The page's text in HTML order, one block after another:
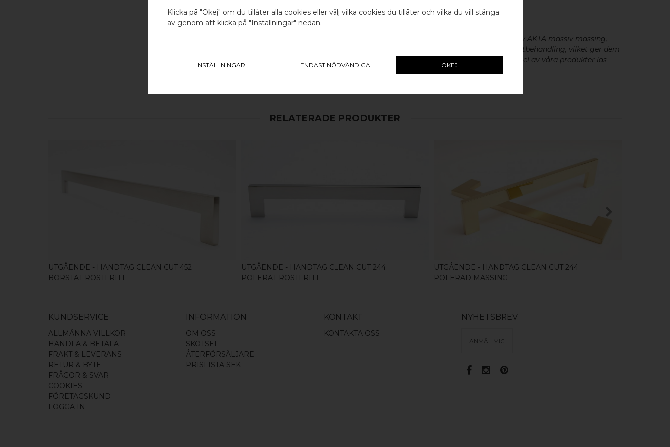
Välj land / Choose country
SKRUV FÖR LUCKA: M4 X 25MM - 2 ST
är tillverkade av ÄKTA massiv mässing,
koppar, rostfritt stål eller aluminium utan metallisk ytbehandling, vilket ger dem
en väldigt lång livslängd och vacker patina. För skötsel av våra produkter läs
mer här.
RELATERADE PRODUKTER
UTGÅENDE - HANDTAG CLEAN CUT 452
BORSTAT ROSTFRITT
UTGÅENDE - HANDTAG CLEAN CUT 244
POLERAT ROSTFRITT
UTGÅENDE - HANDTAG CLEAN CUT 244
POLERAD MÄSSING
KUNDSERVICE
ALLMÄNNA VILLKOR
HANDLA & BETALA
FRAKT & LEVERANS
RETUR & BYTE
FRÅGOR & SVAR
COOKIES
FÖRETAGSKUND
LOGGA IN
INFORMATION
OM OSS
SKÖTSEL
ÅTERFÖRSÄLJARE
PRISLISTA SEK
KONTAKT
KONTAKTA OSS
NYHETSBREV
ANMÄL MIG
Klicka på "Okej" om du tillåter alla cookies eller välj vilka cookies du tillåter och vilka du vill stänga
av genom att klicka på "Inställningar" nedan.
INSTÄLLNINGAR ENDAST NÖDVÄNDIGA OKEJ